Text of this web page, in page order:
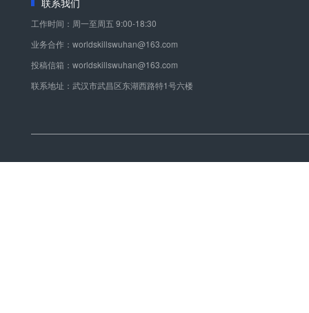
联系我们
工作时间：周一至周五 9:00-18:30
业务合作：worldskillswuhan@163.com
投稿信箱：worldskillswuhan@163.com
联系地址：武汉市武昌区东湖西路特1号六楼